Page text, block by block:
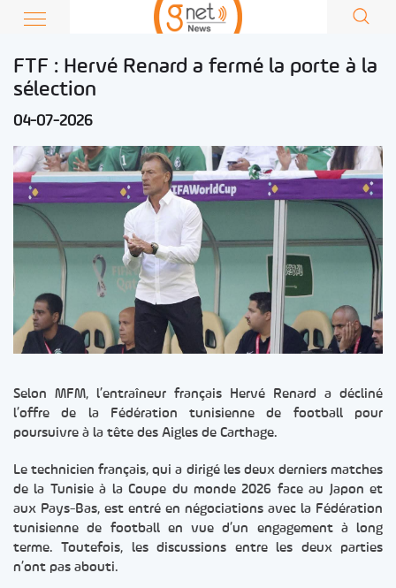
FTF : Hervé Renard a fermé la porte à la
sélection
04-07-2026
Selon MFM, l’entraîneur français Hervé Renard a décliné
l’offre de la Fédération tunisienne de football pour
poursuivre à la tête des Aigles de Carthage.
Le technicien français, qui a dirigé les deux derniers matches
de la Tunisie à la Coupe du monde 2026 face au Japon et
aux Pays-Bas, est entré en négociations avec la Fédération
tunisienne de football en vue d’un engagement à long
terme. Toutefois, les discussions entre les deux parties
n’ont pas abouti.